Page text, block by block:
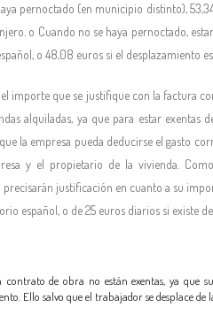
pernoctado (en municipio distinto),
o Cuando no se haya pernoctado,
o 48,08 euros si el desplazamiento
importe que se justifique con la factura
alquiladas, ya que para estar exentas
la empresa pueda deducirse el gasto
y el propietario de la vivienda.
justificación en cuanto a su
español, o de 25 euros diarios si existe
contrato de obra no están exentas, ya que
Ello salvo que el trabajador se desplace